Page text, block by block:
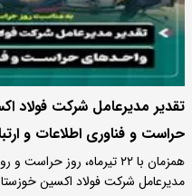
تقدیر مدیرعامل شرکت فولاد
حراست و فناوری اطلاعات و
همزمان با ۲۲ تیرماه، روز
مدیرعامل شرکت فولاد اکسین